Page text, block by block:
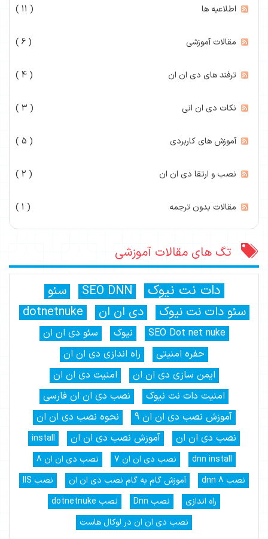
اطلاعیه ها ( 11 )
مقالات آموزشی ( 6 )
ترفند های دی ان ان ( 4 )
نکات دی ان انی ( 3 )
آموزش های کاربردی ( 5 )
نصب و ارتقا دی ان ان ( 2 )
مقالات بدون ترجمه ( 1 )
تگ های مقالات آموزشی
دات نت نیوک SEO DNN
سئو
سئو دات نت نیوک
دی ان ان dotnetnuke
SEO Dot net nuke نیوک
سئو دی ان ان
حفره امنیتی
راه اندازی دی ان ان
ایمن سازی دی ان ان
امنیت دی ان ان
امنیت دات نت نیوک
نصب دی ان ان فارسی
آموزش نصب دی ان ان 9
نحوه نصب دی ان ان
نصب دی ان ان
آموزش نصب دی ان ان
install
dnn install
نصب دی ان ان 7
نصب دی ان ان 8
نصب dnn 8
آموزش گام به گام نصب دی ان ان
نصب IIS
راه اندازی
نصب Dnn
نصب dotnetnuke
نصب دی ان ان در لوکال هاست